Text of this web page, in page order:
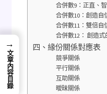
合併數9：正直、
合併數10：創造自
合併數11：雙倍自
合併數12： 創造式
四、緣份關係對應表
競爭關係
平行關係
互助關係
曖昧關係
→
文章內容目錄